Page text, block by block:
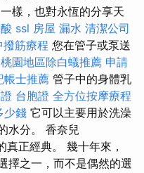
樣，也對永恆的分享天
ssl 房屋 漏水 清潔公司
撥筋療程 您在管子或泵送
桃園地區除白蟻推薦 申請
帳士推薦 管子中的身體乳
台胞證 全方位按摩療程
少錢 它可以主要用於洗澡
水分。 香奈兒
真正經典。 幾十年來，
擇之一，而不是偶然的選